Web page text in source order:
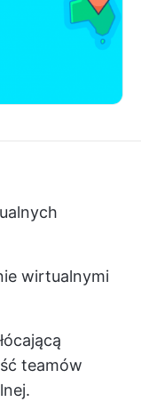
wirtualnymi
teamów